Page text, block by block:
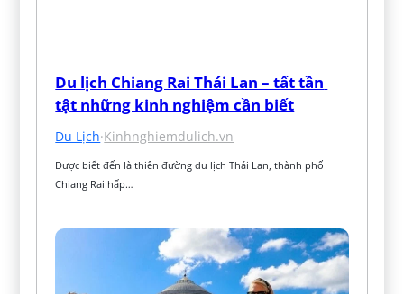
Du lịch Chiang Rai Thái Lan – tất tần
tật những kinh nghiệm cần biết
Du Lịch·Kinhnghiemdulich.vn
Được biết đến là thiên đường du lịch Thái Lan, thành phố
Chiang Rai hấp…